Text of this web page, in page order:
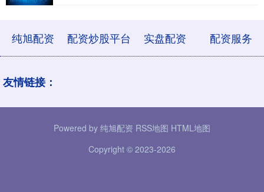
纯旭配资 配资炒股平台 实盘配资 配资服务
友情链接：
Powered by 纯旭配资 RSS地图 HTML地图
Copyright © 2023-2026